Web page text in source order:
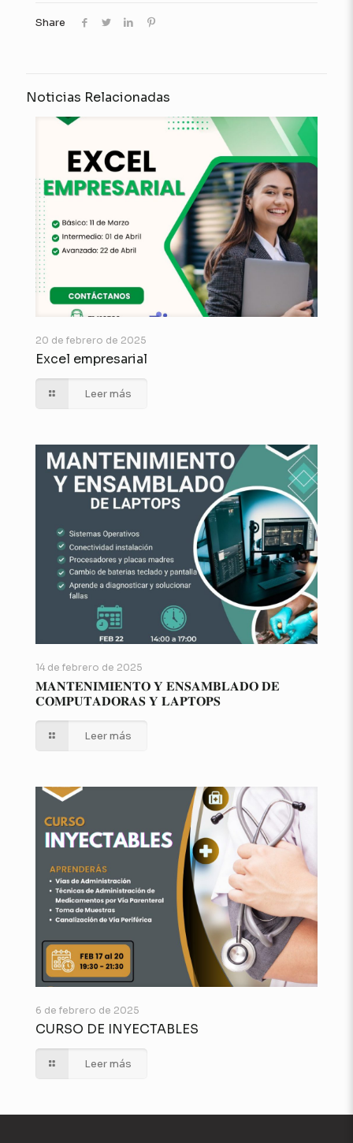
Share
Noticias Relacionadas
20 de febrero de 2025
Excel empresarial
Leer más
14 de febrero de 2025
𝐌𝐀𝐍𝐓𝐄𝐍𝐈𝐌𝐈𝐄𝐍𝐓𝐎 𝐘 𝐄𝐍𝐒𝐀𝐌𝐁𝐋𝐀𝐃𝐎 𝐃𝐄
𝐂𝐎𝐌𝐏𝐔𝐓𝐀𝐃𝐎𝐑𝐀𝐒 𝐘 𝐋𝐀𝐏𝐓𝐎𝐏𝐒
Leer más
6 de febrero de 2025
CURSO DE INYECTABLES
Leer más